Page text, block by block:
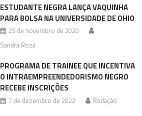
ESTUDANTE NEGRA LANÇA VAQUINHA
PARA BOLSA NA UNIVERSIDADE DE OHIO
25 de novembro de 2020
Sandra Roza
PROGRAMA DE TRAINEE QUE INCENTIVA
O INTRAEMPREENDEDORISMO NEGRO
RECEBE INSCRIÇÕES
7 de dezembro de 2022 Redação